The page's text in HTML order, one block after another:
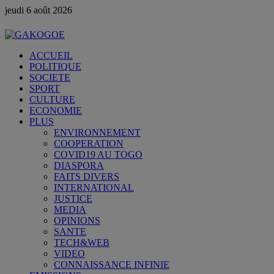
jeudi 6 août 2026
ACCUEIL
POLITIQUE
SOCIETE
SPORT
CULTURE
ECONOMIE
PLUS
ENVIRONNEMENT
COOPERATION
COVID19 AU TOGO
DIASPORA
FAITS DIVERS
INTERNATIONAL
JUSTICE
MEDIA
OPINIONS
SANTE
TECH&WEB
VIDEO
CONNAISSANCE INFINIE